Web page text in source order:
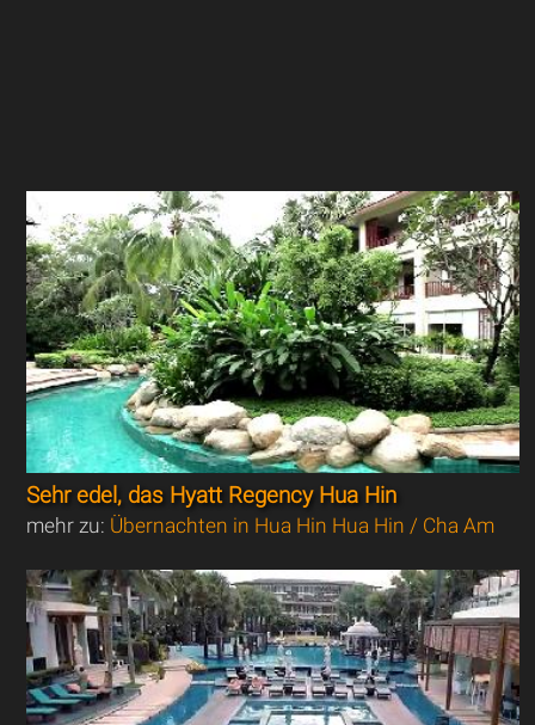
Sehr edel, das Hyatt Regency Hua Hin
mehr zu: Übernachten in Hua Hin Hua Hin / Cha Am